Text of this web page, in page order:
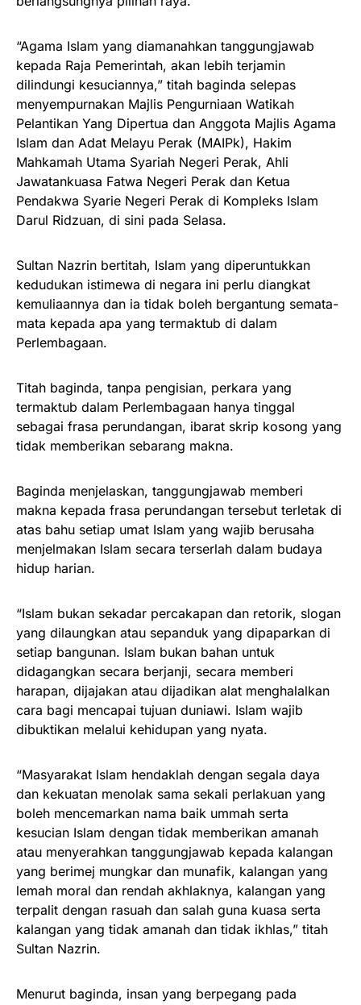
“Agama Islam yang diamanahkan tanggungjawab
kepada Raja Pemerintah, akan lebih terjamin
dilindungi kesuciannya,” titah baginda selepas
menyempurnakan Majlis Pengurniaan Watikah
Pelantikan Yang Dipertua dan Anggota Majlis Agama
Islam dan Adat Melayu Perak (MAIPk), Hakim
Mahkamah Utama Syariah Negeri Perak, Ahli
Jawatankuasa Fatwa Negeri Perak dan Ketua
Pendakwa Syarie Negeri Perak di Kompleks Islam
Darul Ridzuan, di sini pada Selasa.
Sultan Nazrin bertitah, Islam yang diperuntukkan
kedudukan istimewa di negara ini perlu diangkat
kemuliaannya dan ia tidak boleh bergantung semata-
mata kepada apa yang termaktub di dalam
Perlembagaan.
Titah baginda, tanpa pengisian, perkara yang
termaktub dalam Perlembagaan hanya tinggal
sebagai frasa perundangan, ibarat skrip kosong yang
tidak memberikan sebarang makna.
Baginda menjelaskan, tanggungjawab memberi
makna kepada frasa perundangan tersebut terletak di
atas bahu setiap umat Islam yang wajib berusaha
menjelmakan Islam secara terserlah dalam budaya
hidup harian.
“Islam bukan sekadar percakapan dan retorik, slogan
yang dilaungkan atau sepanduk yang dipaparkan di
setiap bangunan. Islam bukan bahan untuk
didagangkan secara berjanji, secara memberi
harapan, dijajakan atau dijadikan alat menghalalkan
cara bagi mencapai tujuan duniawi. Islam wajib
dibuktikan melalui kehidupan yang nyata.
“Masyarakat Islam hendaklah dengan segala daya
dan kekuatan menolak sama sekali perlakuan yang
boleh mencemarkan nama baik ummah serta
kesucian Islam dengan tidak memberikan amanah
atau menyerahkan tanggungjawab kepada kalangan
yang berimej mungkar dan munafik, kalangan yang
lemah moral dan rendah akhlaknya, kalangan yang
terpalit dengan rasuah dan salah guna kuasa serta
kalangan yang tidak amanah dan tidak ikhlas,” titah
Sultan Nazrin.
Menurut baginda, insan yang berpegang pada